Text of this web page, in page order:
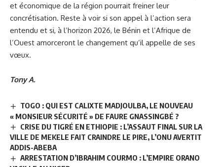
et économique de la région pourrait freiner leur
concrétisation. Reste à voir si son appel à l’action sera
entendu et si, à l’horizon 2026, le Bénin et l’Afrique de
l’Ouest amorceront le changement qu’il appelle de ses
vœux.
Tony A.
TOGO : QUI EST CALIXTE MADJOULBA, LE NOUVEAU
« MONSIEUR SÉCURITÉ » DE FAURE GNASSINGBÉ ?
CRISE DU TIGRÉ EN ETHIOPIE : L’ASSAUT FINAL SUR LA
VILLE DE MEKELE FAIT CRAINDRE LE PIRE, L’ONU AVERTIT
ADDIS-ABEBA
ARRESTATION D’IBRAHIM COURMO : L’EMPIRE ORANO